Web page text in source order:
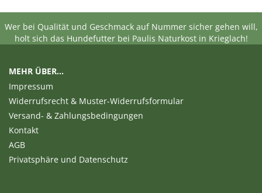
Wer bei Qualität und Geschmack auf Nummer sicher gehen will,
holt sich das Hundefutter bei Paulis Naturkost in Krieglach!
MEHR ÜBER...
Impressum
Widerrufsrecht & Muster-Widerrufsformular
Versand- & Zahlungsbedingungen
Kontakt
AGB
Privatsphäre und Datenschutz